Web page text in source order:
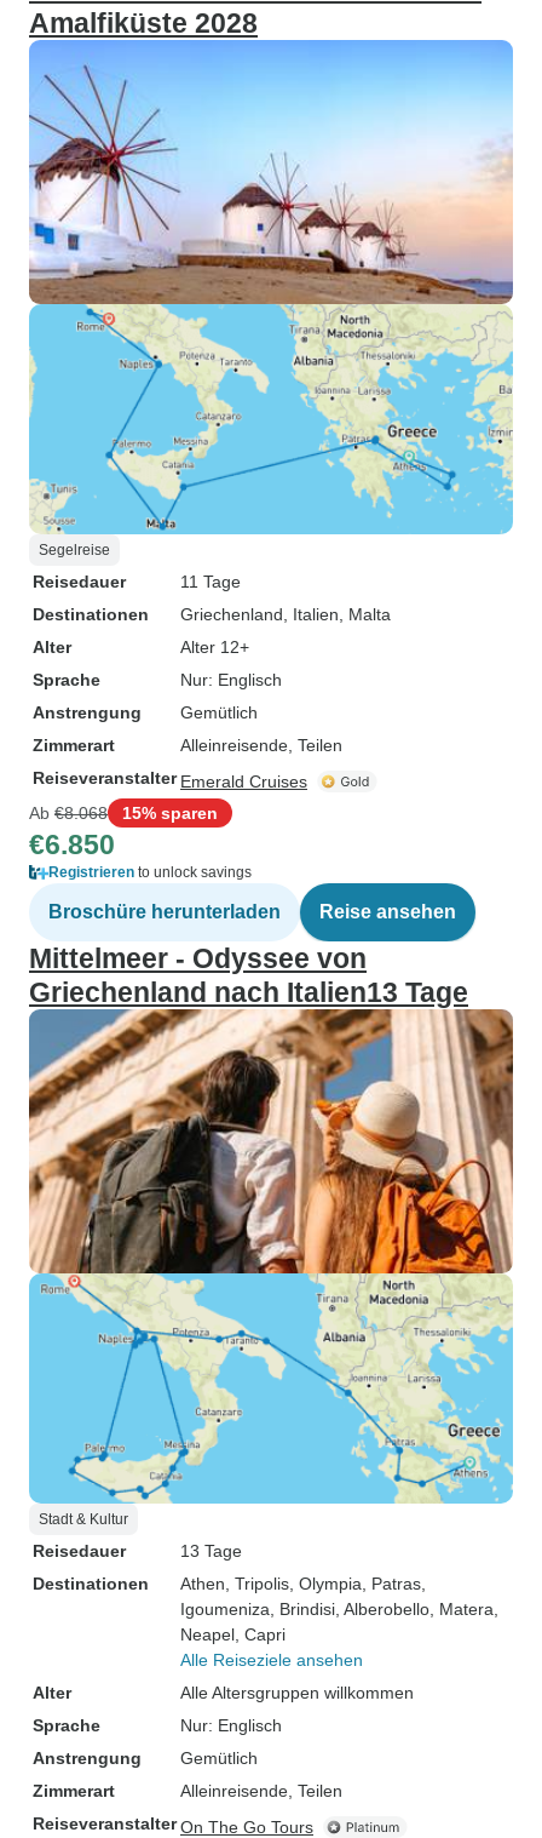
Amalfiküste 2028
Segelreise
Reisedauer
11 Tage
Destinationen
Griechenland , Italien , Malta
Alter
Alter 12+
Sprache
Nur: Englisch
Anstrengung
Gemütlich
Zimmerart
Alleinreisende, Teilen
Reiseveranstalter Emerald Cruises
Ab €8.068 15% sparen
€6.850
Registrieren to unlock savings
Broschüre herunterladen Reise ansehen
Mittelmeer - Odyssee von
Griechenland nach Italien13 Tage
Stadt & Kultur
Reisedauer
13 Tage
Destinationen
Athen , Tripolis , Olympia , Patras
Igoumeniza , Brindisi , Alberobello , Matera
Neapel , Capri
Alle Reiseziele ansehen
Alter
Alle Altersgruppen willkommen
Sprache
Nur: Englisch
Anstrengung
Gemütlich
Zimmerart
Alleinreisende, Teilen
ReiseveranstalterOn The Go Tours